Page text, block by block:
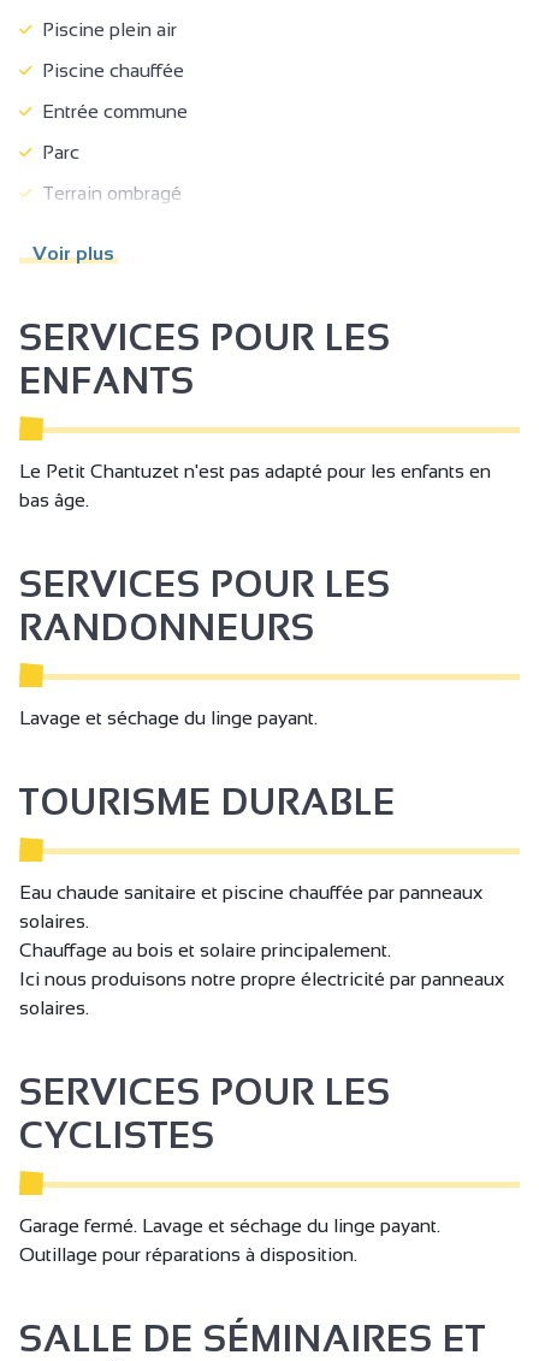
Piscine plein air
Piscine chauffée
Entrée commune
Parc
Terrain ombragé
Abris pour vélo ou VTT
Habitation indépendante
Parking
Garage
Table d'hôtes
Non fumeur
Lit 90 cm
Lit 140 cm
Draps compris
Sèche cheveux
Sèche serviettes
Chauffage
Cheminée / Poêle
Double vitrage
Prise de télévision
Télévision
Accès Internet privatif Wifi
Douche
Sanitaires privés
Voir plus
SERVICES POUR LES
ENFANTS
Le Petit Chantuzet n'est pas adapté pour les enfants en
bas âge.
SERVICES POUR LES
RANDONNEURS
Lavage et séchage du linge payant.
TOURISME DURABLE
Eau chaude sanitaire et piscine chauffée par panneaux
solaires.
Chauffage au bois et solaire principalement.
Ici nous produisons notre propre électricité par panneaux
solaires.
SERVICES POUR LES
CYCLISTES
Garage fermé. Lavage et séchage du linge payant.
Outillage pour réparations à disposition.
SALLE DE SÉMINAIRES ET